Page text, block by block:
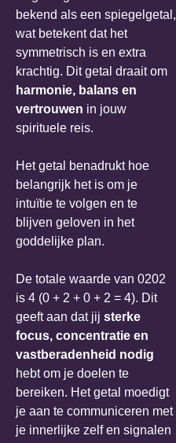
bekend als een spiegelgetal,
wat betekent dat het
symmetrisch is en extra
krachtig. Dit getal draait om
harmonie, balans en
vertrouwen in jouw
spirituele reis.
Het getal benadrukt hoe
belangrijk het is om je
intuïtie te volgen en te
blijven geloven in het
goddelijke plan.
De totale waarde van 0202
is 4 (0 + 2 + 0 + 2 = 4). Dit
geeft aan dat jij sterke
focus, concentratie en
vastberadenheid nodig
hebt om je doelen te
bereiken. Het getal moedigt
je aan te communiceren met
je innerlijke zelf en signalen